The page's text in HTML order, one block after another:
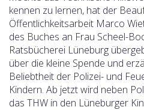
kennen zu lernen, hat der
Öffentlichkeitsarbeit Marco
des Buches an Frau Scheel-
Ratsbücherei Lüneburg
über die kleine Spende und
Beliebtheit der Polizei- und
Kindern. Ab jetzt wird neben
das THW in den Lüneburger